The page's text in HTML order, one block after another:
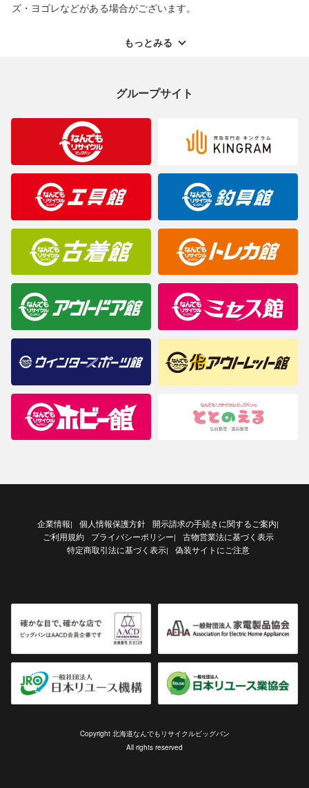
ズ・ヨゴレなどがある場合がございます。
ご理解くださいますようお願い申し上げます。
合がございますのでご了承ください。
※表記したカラー名は、当社が判断した名称を掲載しています。
製造元が定めたカラー名と異なることもあります。色調などご不
明なことがありましたらご購入前にお問い合わせください。
商品について
もっとみる
グループサイト
企業情報| 個人情報保護方針 開示請求の手続きに関するご案内|
ご利用規約 プライバシーポリシー|
古物営業法に基づく表示
特定商取引法に基づく表示| 偽装サイトにご注意
Copyright 北海道なんでもリサイクルビッグバン
All rights reserved